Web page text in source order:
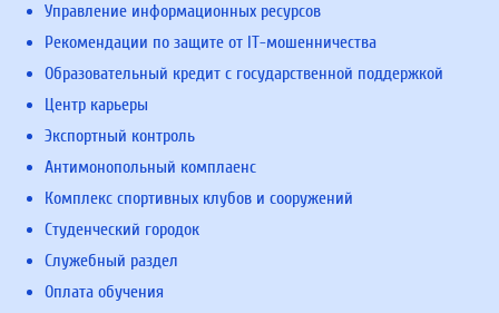
Управление информационных ресурсов
Рекомендации по защите от IT-мошенничества
Образовательный кредит с государственной поддержкой
Центр карьеры
Экспортный контроль
Антимонопольный комплаенс
Комплекс спортивных клубов и сооружений
Студенческий городок
Служебный раздел
Оплата обучения